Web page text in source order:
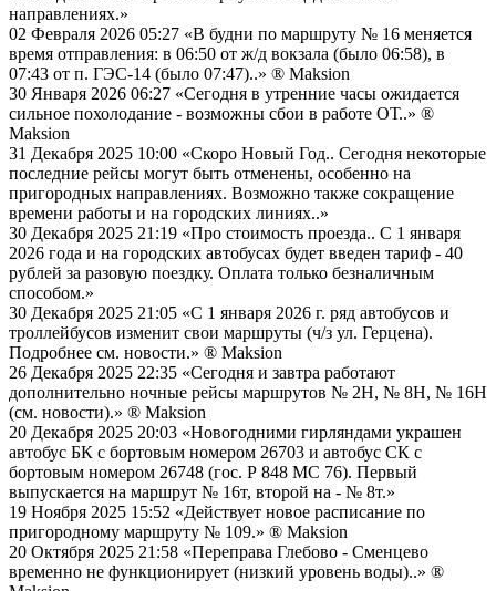
направлениях.»
02 Февраля 2026 05:27 «В будни по маршруту № 16 меняется
время отправления: в 06:50 от ж/д вокзала (было 06:58), в
07:43 от п. ГЭС-14 (было 07:47)..» ® Maksion
30 Января 2026 06:27 «Сегодня в утренние часы ожидается
сильное похолодание - возможны сбои в работе ОТ..» ®
Maksion
31 Декабря 2025 10:00 «Скоро Новый Год.. Сегодня некоторые
последние рейсы могут быть отменены, особенно на
пригородных направлениях. Возможно также сокращение
времени работы и на городских линиях..»
30 Декабря 2025 21:19 «Про стоимость проезда.. С 1 января
2026 года и на городских автобусах будет введен тариф - 40
рублей за разовую поездку. Оплата только безналичным
способом.»
30 Декабря 2025 21:05 «С 1 января 2026 г. ряд автобусов и
троллейбусов изменит свои маршруты (ч/з ул. Герцена).
Подробнее см. новости.» ® Maksion
26 Декабря 2025 22:35 «Сегодня и завтра работают
дополнительно ночные рейсы маршрутов № 2Н, № 8Н, № 16Н
(см. новости).» ® Maksion
20 Декабря 2025 20:03 «Новогодними гирляндами украшен
автобус БК с бортовым номером 26703 и автобус СК с
бортовым номером 26748 (гос. Р 848 МС 76). Первый
выпускается на маршрут № 16т, второй на - № 8т.»
19 Ноября 2025 15:52 «Действует новое расписание по
пригородному маршруту № 109.» ® Maksion
20 Октября 2025 21:58 «Переправа Глебово - Сменцево
временно не функционирует (низкий уровень воды)..» ®